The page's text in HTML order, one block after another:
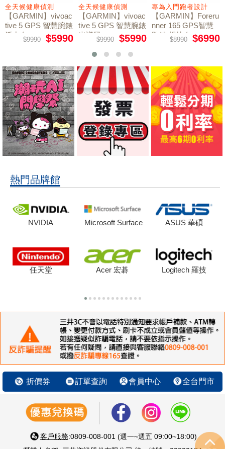
全天候健康偵測
【GARMIN】vivoac
tive 5 GPS 智慧腕錶
活力白
$9990 $5990
全天候健康偵測
【GARMIN】vivoac
tive 5 GPS 智慧腕錶
光譜黑
$9990 $5990
專為入門跑者設計
【GARMIN】Foreru
nner 165 GPS智慧
跑錶 暢快白
$8990 $6990
熱門品牌館
NVIDIA Microsoft Surface ASUS 華碩
任天堂 Acer 宏碁 Logitech 羅技
折價券 訂單查詢 會員中心 全台門市
客戶服務:0809-008-001 (週一~週五 09:00~18:00)